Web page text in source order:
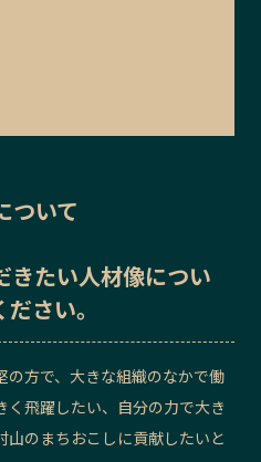
ついて
きたい人材像につい
さい。
方で、大きな組織のなかで働
く飛躍したい、自分の力で大き
のまちおこしに貢献したいと